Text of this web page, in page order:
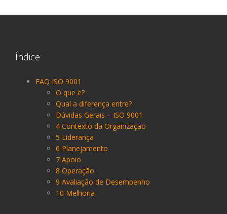
Índice
FAQ ISO 9001
O que é?
Qual a diferença entre?
Dúvidas Gerais – ISO 9001
4 Contexto da Organização
5 Liderança
6 Planejamento
7 Apoio
8 Operação
9 Avaliação de Desempenho
10 Melhoria